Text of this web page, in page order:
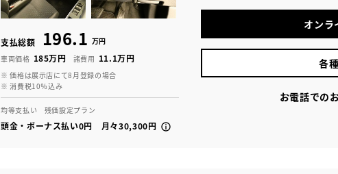
支払総額 196.1 万円
車両価格 185万円 諸費用 11.1万円
※ 価格は展示店にて8月登録の場合
※ 消費税10％込み
均等支払い 残価設定プラン
頭金・ボーナス払い0円 月々30,300円
オンラ
各
お電話での